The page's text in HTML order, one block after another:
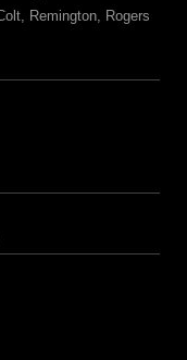
Remington, Rogers